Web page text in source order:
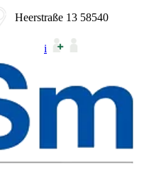
Heerstraße 13 58540
i